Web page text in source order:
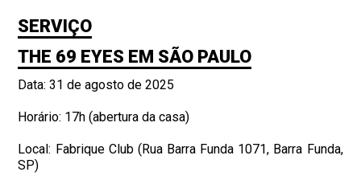
SERVIÇO
THE 69 EYES EM SÃO PAULO
Data: 31 de agosto de 2025
Horário: 17h (abertura da casa)
Local: Fabrique Club (Rua Barra Funda 1071, Barra Funda,
SP)